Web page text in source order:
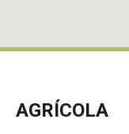
AGRÍCOLA